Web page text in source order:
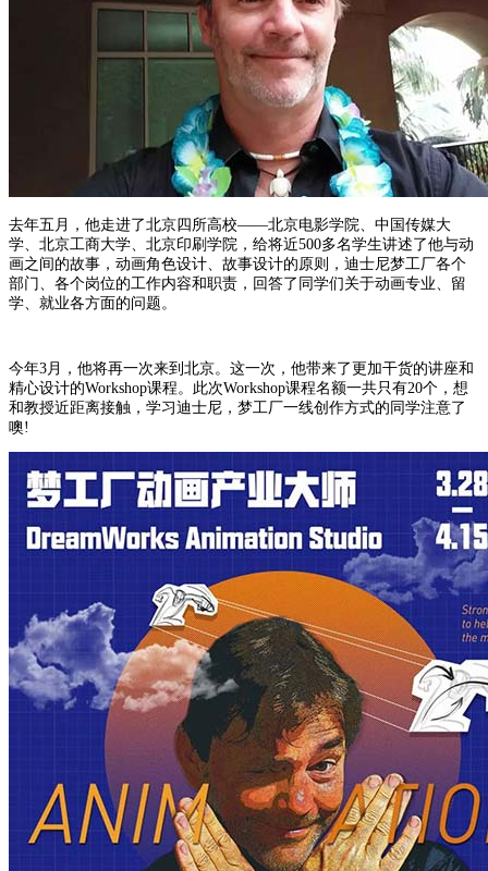
去年五月，他走进了北京四所高校——北京电影学院、中国传媒大
学、北京工商大学、北京印刷学院，给将近500多名学生讲述了他与动
画之间的故事，动画角色设计、故事设计的原则，迪士尼梦工厂各个
部门、各个岗位的工作内容和职责，回答了同学们关于动画专业、留
学、就业各方面的问题。
今年3月，他将再一次来到北京。这一次，他带来了更加干货的讲座和
精心设计的Workshop课程。此次Workshop课程名额一共只有20个，想
和教授近距离接触，学习迪士尼，梦工厂一线创作方式的同学注意了
噢!